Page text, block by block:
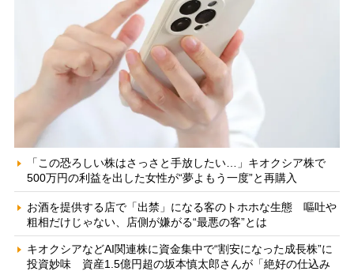
「この恐ろしい株はさっさと手放したい…」キオクシア株で
500万円の利益を出した女性が“夢よもう一度”と再購入
お酒を提供する店で「出禁」になる客のトホホな生態 嘔吐や
粗相だけじゃない、店側が嫌がる“最悪の客”とは
キオクシアなどAI関連株に資金集中で“割安になった成長株”に
投資妙味 資産1.5億円超の坂本慎太郎さんが「絶好の仕込み